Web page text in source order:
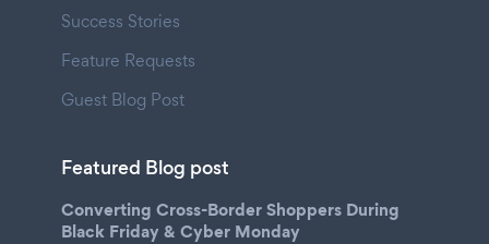
Success Stories
Feature Requests
Guest Blog Post
Featured Blog post
Converting Cross-Border Shoppers During
Black Friday & Cyber Monday